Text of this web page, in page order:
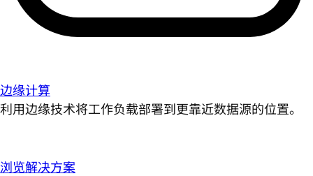
边缘计算
利用边缘技术将工作负载部署到更靠近数据源的位置。
浏览解决方案